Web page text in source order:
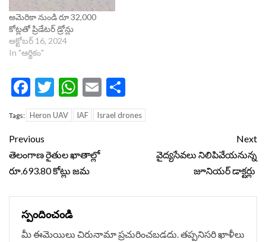
అమెరికా నుండి రూ 32,000
కోట్లతో ప్రిడేటర్ డ్రోన్లు
అక్టోబర్ 16, 2024
In "ఆర్థికం"
Facebook
Twitter
WhatsApp
Email
Tags: Heron UAV IAF Israel drones
Continue
Reading
Previous
తెలంగాణ రైతుల ఖాతాల్లో
రూ.693.80 కోట్లు జమ
Next
వైద్యసేవలు నిలిపివేయనున్న
జూనియర్ డాక్టర్లు
స్పందించండి
మీ ఈమెయిలు చిరునామా ప్రచురించబడదు.తప్పనిసరి ఖాళీలు